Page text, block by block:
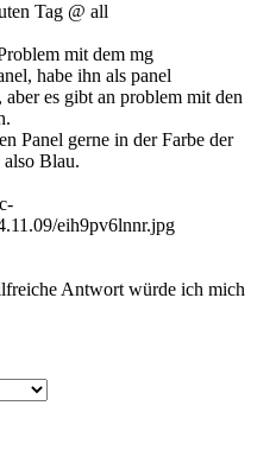
Tag @ all
mit dem mg
habe ihn als panel
es gibt an problem mit den
Panel gerne in der Farbe der
also Blau.
Antwort würde ich mich